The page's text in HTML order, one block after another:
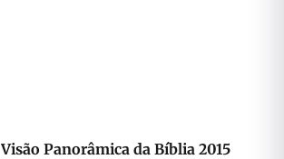
Visão Panorâmica da Bíblia 2015